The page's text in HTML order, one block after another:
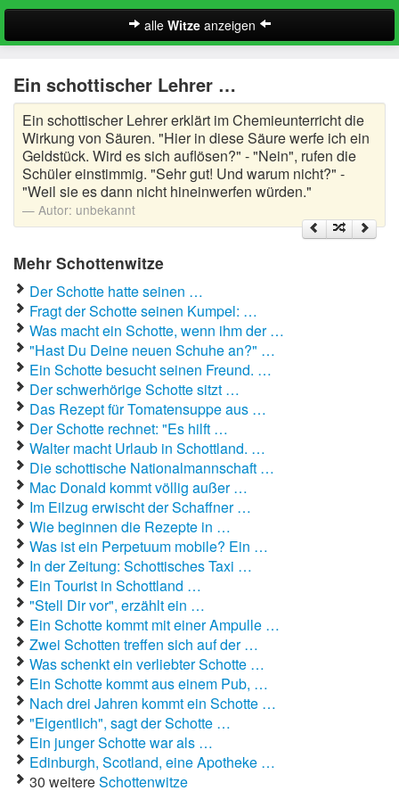
alle Witzeanzeigen
A-Klasse Witze
Akademiker Witze
Al Bundy Sprüche
Alle Kinder Sprüche
Antiwitze
Anwaltswitze
Arbeitswitze
Arztwitze
Autoaufkleber Sprüche
Bankerwitze
Bart Simpson Sprüche
Bauernregeln
Bauernwitze
Bayern Witze
Beamtenwitze
Bierwitze
Bill Clinton Witze
Blondinenwitze
Ein schottischer Lehrer …
Ein schottischer Lehrer erklärt im Chemieunterricht die
Wirkung von Säuren. "Hier in diese Säure werfe ich ein
Geldstück. Wird es sich auflösen?" - "Nein", rufen die
Schüler einstimmig. "Sehr gut! Und warum nicht?" -
"Weil sie es dann nicht hineinwerfen würden."
Autor: unbekannt
Mehr Schottenwitze
Der Schotte hatte seinen …
Fragt der Schotte seinen Kumpel: …
Was macht ein Schotte, wenn ihm der …
"Hast Du Deine neuen Schuhe an?" …
Ein Schotte besucht seinen Freund. …
Der schwerhörige Schotte sitzt …
Das Rezept für Tomatensuppe aus …
Der Schotte rechnet: "Es hilft …
Walter macht Urlaub in Schottland. …
Die schottische Nationalmannschaft …
Mac Donald kommt völlig außer …
Im Eilzug erwischt der Schaffner …
Wie beginnen die Rezepte in …
Was ist ein Perpetuum mobile? Ein …
In der Zeitung: Schottisches Taxi …
Ein Tourist in Schottland …
"Stell Dir vor", erzählt ein …
Ein Schotte kommt mit einer Ampulle …
Zwei Schotten treffen sich auf der …
Was schenkt ein verliebter Schotte …
Ein Schotte kommt aus einem Pub, …
Nach drei Jahren kommt ein Schotte …
"Eigentlich", sagt der Schotte …
Ein junger Schotte war als …
Edinburgh, Scotland, eine Apotheke …
30 weitereSchottenwitze